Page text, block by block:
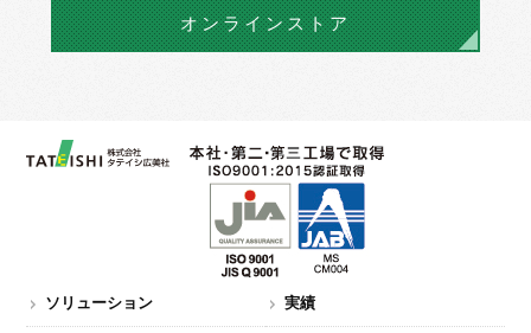
オンラインストア
ソリューション 実績